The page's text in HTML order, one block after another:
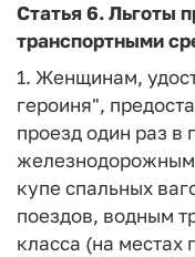
Статья 6.Льготы
транспортными
1. Женщинам,
героиня",
проезд один раз в
железнодорожным
купе спальных
поездов, водным
класса (на местах